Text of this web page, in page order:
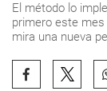
El método lo
primero este
mira una nueva